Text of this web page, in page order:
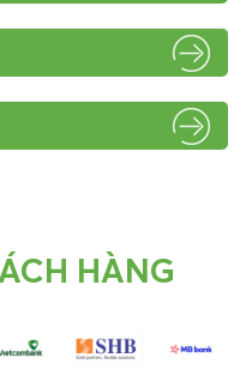
HÀNG